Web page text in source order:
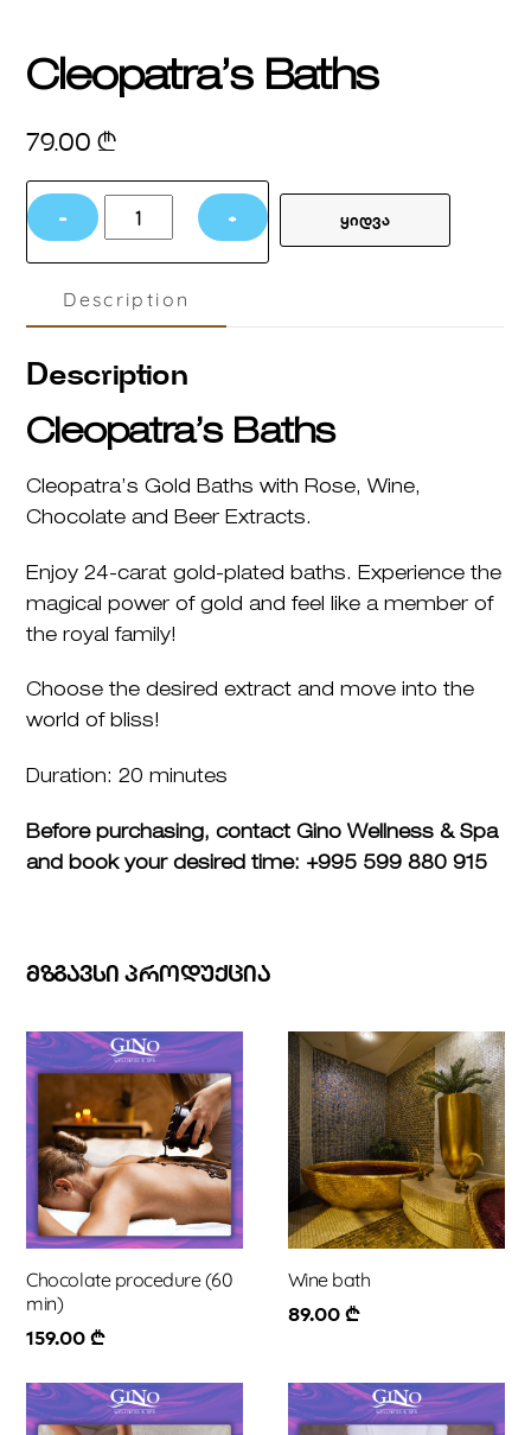
Cleopatra’s Baths
79.00₾
−
Baths
+ ყიდვა
Description
Description
Cleopatra’s Baths
Cleopatra’s Gold Baths with Rose, Wine,
Chocolate and Beer Extracts.
Enjoy 24-carat gold-plated baths. Experience the
magical power of gold and feel like a member of
the royal family!
Choose the desired extract and move into the
world of bliss!
Duration: 20 minutes
Before purchasing, contact Gino Wellness & Spa
and book your desired time: +995 599 880 915
ᲛᲖᲒᲐᲕᲡᲘ ᲞᲠᲝᲓᲣᲥᲪᲘᲐ
Chocolate procedure (60
min)
159.00₾
Wine bath
89.00 ₾